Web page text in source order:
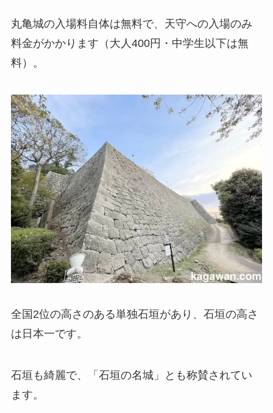
丸亀城の入場料自体は無料で、天守への入場のみ
料金がかかります（大人400円・中学生以下は無
料）。
全国2位の高さのある単独石垣があり、石垣の高さ
は日本一です。
石垣も綺麗で、「石垣の名城」とも称賛されてい
ます。